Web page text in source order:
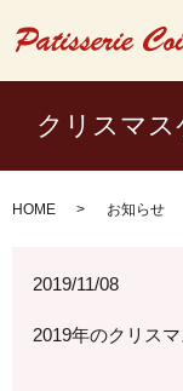
クリスマ
HOME お知らせ
2019/11/08
2019年のクリス